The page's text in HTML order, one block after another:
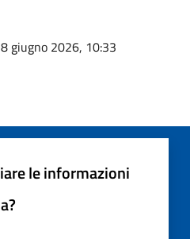
giugno 2026, 10:33
le informazioni